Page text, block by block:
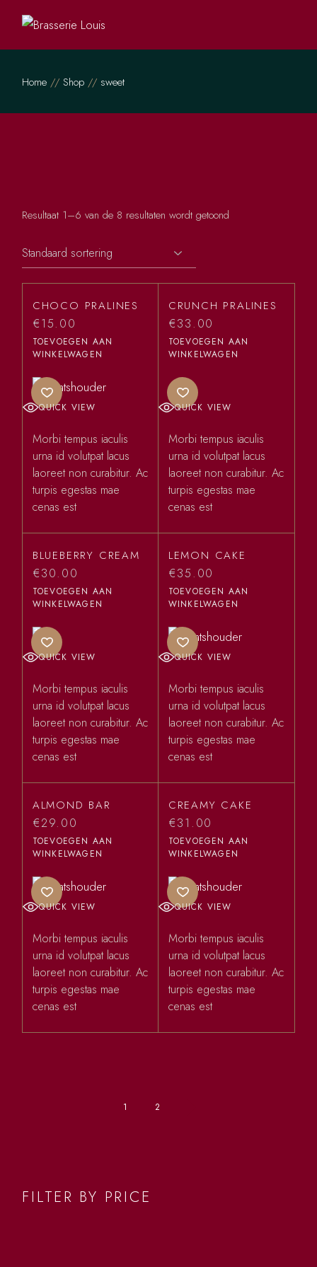
Home Shop sweet
Resultaat 1–6 van de 8 resultaten wordt getoond
CHOCO PRALINES
€15.00
TOEVOEGEN AAN
WINKELWAGEN
QUICK VIEW
Morbi tempus iaculis
urna id volutpat lacus
laoreet non curabitur. Ac
turpis egestas mae
cenas est
CRUNCH PRALINES
€33.00
TOEVOEGEN AAN
WINKELWAGEN
QUICK VIEW
Morbi tempus iaculis
urna id volutpat lacus
laoreet non curabitur. Ac
turpis egestas mae
cenas est
BLUEBERRY CREAM
€30.00
TOEVOEGEN AAN
WINKELWAGEN
QUICK VIEW
Morbi tempus iaculis
urna id volutpat lacus
laoreet non curabitur. Ac
turpis egestas mae
cenas est
LEMON CAKE
€35.00
TOEVOEGEN AAN
WINKELWAGEN
QUICK VIEW
Morbi tempus iaculis
urna id volutpat lacus
laoreet non curabitur. Ac
turpis egestas mae
cenas est
ALMOND BAR
€29.00
TOEVOEGEN AAN
WINKELWAGEN
QUICK VIEW
Morbi tempus iaculis
urna id volutpat lacus
laoreet non curabitur. Ac
turpis egestas mae
cenas est
CREAMY CAKE
€31.00
TOEVOEGEN AAN
WINKELWAGEN
QUICK VIEW
Morbi tempus iaculis
urna id volutpat lacus
laoreet non curabitur. Ac
turpis egestas mae
cenas est
1 2
FILTER BY PRICE